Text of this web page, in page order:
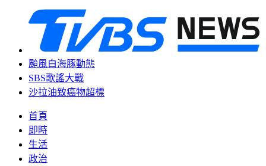
颱風白海豚動態
SBS歌謠大戰
沙拉油致癌物超標
首頁
即時
生活
政治